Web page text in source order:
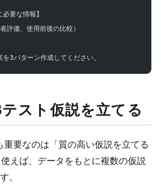
要な情報】
価、使用前後の比較）
3パターン作成してください。
スト仮説を立てる
重要なのは「質の高い仮説を立てる
えば、データをもとに複数の仮説
。